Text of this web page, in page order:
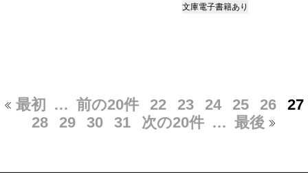
文庫電子書籍あり
最初 … 前の20件 22 23 24 25 26
27
28
29 30 31 次の20件 … 最後